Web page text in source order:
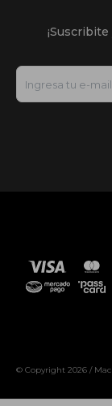
© Copyright 2026 /